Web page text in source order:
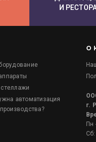
И
автоматизация
О
г.
Пн